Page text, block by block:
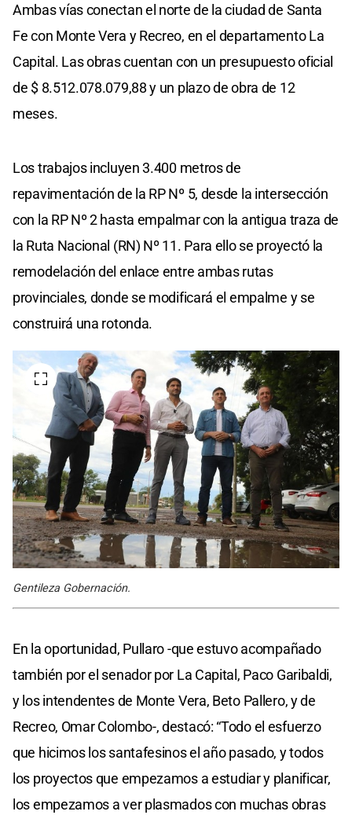
Ambas vías conectan el norte de la ciudad de Santa
Fe con Monte Vera y Recreo, en el departamento La
Capital. Las obras cuentan con un presupuesto oficial
de $ 8.512.078.079,88 y un plazo de obra de 12
meses.
Los trabajos incluyen 3.400 metros de
repavimentación de la RP Nº 5, desde la intersección
con la RP Nº 2 hasta empalmar con la antigua traza de
la Ruta Nacional (RN) Nº 11. Para ello se proyectó la
remodelación del enlace entre ambas rutas
provinciales, donde se modificará el empalme y se
construirá una rotonda.
Gentileza Gobernación.
En la oportunidad, Pullaro -que estuvo acompañado
también por el senador por La Capital, Paco Garibaldi,
y los intendentes de Monte Vera, Beto Pallero, y de
Recreo, Omar Colombo-, destacó: “Todo el esfuerzo
que hicimos los santafesinos el año pasado, y todos
los proyectos que empezamos a estudiar y planificar,
los empezamos a ver plasmados con muchas obras